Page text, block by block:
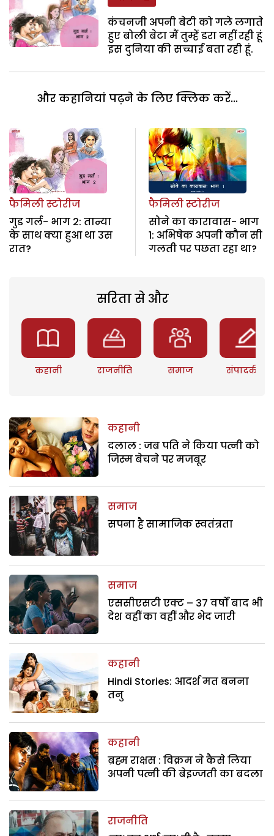
कंचनजी अपनी बेटी को गले लगाते
हुए बोली बेटा मैं तुम्हें डरा नहीं रही हूं
इस दुनिया की सच्चाई बता रही हूं.
और कहानियां पढ़ने के लिए क्लिक करें...
फैमिली स्टोरीज
गुड गर्ल- भाग 2: तान्या
के साथ क्या हुआ था उस
रात?
फैमिली स्टोरीज
सोने का कारावास- भाग
1: अभिषेक अपनी कौन सी
गलती पर पछता रहा था?
सरिता से और
कहानी राजनीति समाज संपादकीय
कहानी
दलाल : जब पति ने किया पत्नी को
जिस्म बेचने पर मजबूर
समाज
सपना है सामाजिक स्वतंत्रता
समाज
एससीएसटी एक्ट – 37 वर्षों बाद भी
देश वहीं का वहीं और भेद जारी
कहानी
Hindi Stories: आदर्श मत बनना
तनु
कहानी
ब्रह्म राक्षस : विक्रम ने कैसे लिया
अपनी पत्नी की बेइज्जती का बदला
राजनीति